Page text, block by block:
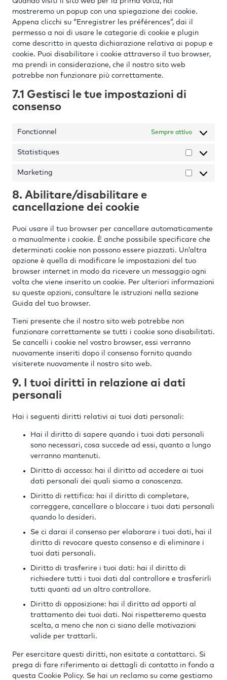
mostreremo un popup con una spiegazione dei cookie.
Appena clicchi su “Enregistrer les préférences”, dai il
permesso a noi di usare le categorie di cookie e plugin
come descritto in questa dichiarazione relativa ai popup e
cookie. Puoi disabilitare i cookie attraverso il tuo browser,
ma prendi in considerazione, che il nostro sito web
potrebbe non funzionare più correttamente.
7.1 Gestisci le tue impostazioni di
consenso
Fonctionnel Sempre attivo
Statistiques
Marketing
8. Abilitare/disabilitare e
cancellazione dei cookie
Puoi usare il tuo browser per cancellare automaticamente
o manualmente i cookie. È anche possibile specificare che
determinati cookie non possono essere piazzati. Un’altra
opzione è quella di modificare le impostazioni del tuo
browser internet in modo da ricevere un messaggio ogni
volta che viene inserito un cookie. Per ulteriori informazioni
su queste opzioni, consultare le istruzioni nella sezione
Guida del tuo browser.
Tieni presente che il nostro sito web potrebbe non
funzionare correttamente se tutti i cookie sono disabilitati.
Se cancelli i cookie nel vostro browser, essi verranno
nuovamente inseriti dopo il consenso fornito quando
visiterete nuovamente il nostro sito web.
9. I tuoi diritti in relazione ai dati
personali
Hai i seguenti diritti relativi ai tuoi dati personali:
Hai il diritto di sapere quando i tuoi dati personali
sono necessari, cosa succede ad essi, quanto a lungo
verranno mantenuti.
Diritto di accesso: hai il diritto ad accedere ai tuoi
dati personali dei quali siamo a conoscenza.
Diritto di rettifica: hai il diritto di completare,
correggere, cancellare o bloccare i tuoi dati personali
quando lo desideri.
Se ci darai il consenso per elaborare i tuoi dati, hai il
diritto di revocare questo consenso e di eliminare i
tuoi dati personali.
Diritto di trasferire i tuoi dati: hai il diritto di
richiedere tutti i tuoi dati dal controllore e trasferirli
tutti quanti ad un altro controllore.
Diritto di opposizione: hai il diritto ad opporti al
trattamento dei tuoi dati. Noi rispetteremo questa
scelta, a meno che non ci siano delle motivazioni
valide per trattarli.
Per esercitare questi diritti, non esitate a contattarci. Si
prega di fare riferimento ai dettagli di contatto in fondo a
questa Cookie Policy. Se hai un reclamo su come gestiamo